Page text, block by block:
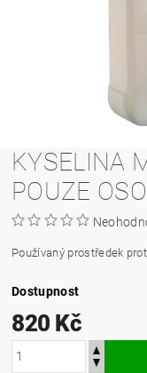
KYSELINA
POUZE
Používaný prostředek
Dostupnost
820 Kč